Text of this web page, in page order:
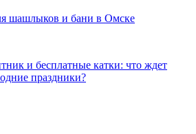
шашлыков и бани в Омске
и бесплатные катки: что ждет
праздники?